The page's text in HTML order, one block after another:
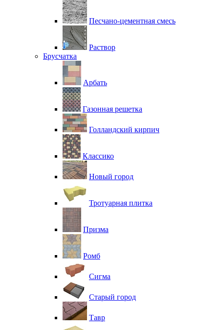
Песчано-цементная смесь
Раствор
Брусчатка
Арбать
Газонная решетка
Голландский кирпич
Классико
Новый город
Тротуарная плитка
Призма
Ромб
Сигма
Старый город
Тавр